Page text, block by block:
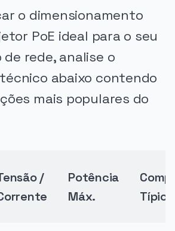
o dimensionamento
PoE ideal para o seu
rede, analise o
abaixo contendo
mais populares do
/
Potência
Máx.
Típica